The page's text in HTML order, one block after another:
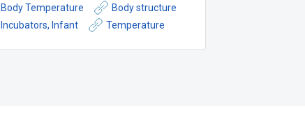
Body Temperature
Body structure
Incubators, Infant
Temperature